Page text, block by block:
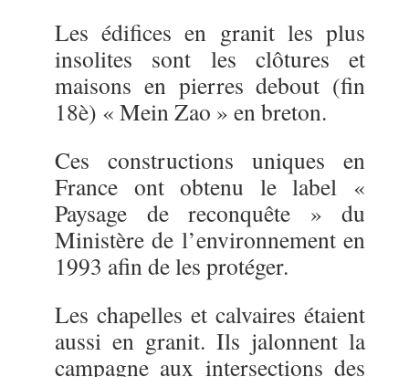
Les édifices en granit les plus
insolites sont les clôtures et
maisons en pierres debout (fin
18è) « Mein Zao » en breton.
Ces constructions uniques en
France ont obtenu le label «
Paysage de reconquête » du
Ministère de l’environnement en
1993 afin de les protéger.
Les chapelles et calvaires étaient
aussi en granit. Ils jalonnent la
campagne aux intersections des